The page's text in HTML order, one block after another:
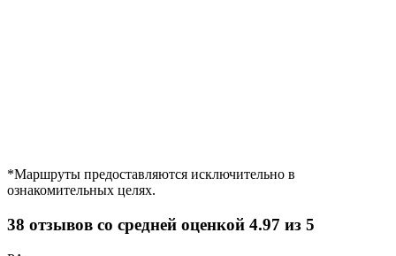
*Маршруты предоставляются исключительно в
ознакомительных целях.
38 отзывов со средней оценкой 4.97 из 5